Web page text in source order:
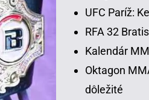
UFC Paríž:
RFA 32
Kalendár
Oktagon
dôležité